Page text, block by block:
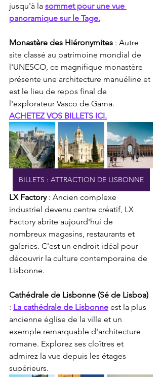
jusqu'à la sommet pour une vue
panoramique sur le Tage.
Monastère des Hiéronymites : Autre
site classé au patrimoine mondial de
l'UNESCO, ce magnifique monastère
présente une architecture manuéline et
est le lieu de repos final de
l'explorateur Vasco de Gama.
ACHETEZ VOS BILLETS ICI.
BILLETS : ATTRACTION DE LISBONNE
LX Factory : Ancien complexe
industriel devenu centre créatif, LX
Factory abrite aujourd'hui de
nombreux magasins, restaurants et
galeries. C'est un endroit idéal pour
découvrir la culture contemporaine de
Lisbonne.
Cathédrale de Lisbonne (Sé de Lisboa)
: La cathédrale de Lisbonne est la plus
ancienne église de la ville et un
exemple remarquable d'architecture
romane. Explorez ses cloîtres et
admirez la vue depuis les étages
supérieurs.